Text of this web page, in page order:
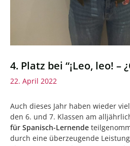
4. Platz bei “¡Leo, leo! –
22. April 2022
Auch dieses Jahr haben wieder
den 6. und 7. Klassen am
für Spanisch-Lernende
durch eine überzeugende